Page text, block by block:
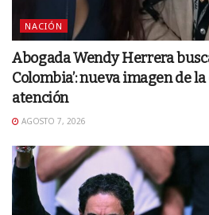
NACIÓN
Abogada Wendy Herrera
Colombia’: nueva imagen de
atención
AGOSTO 7, 2026